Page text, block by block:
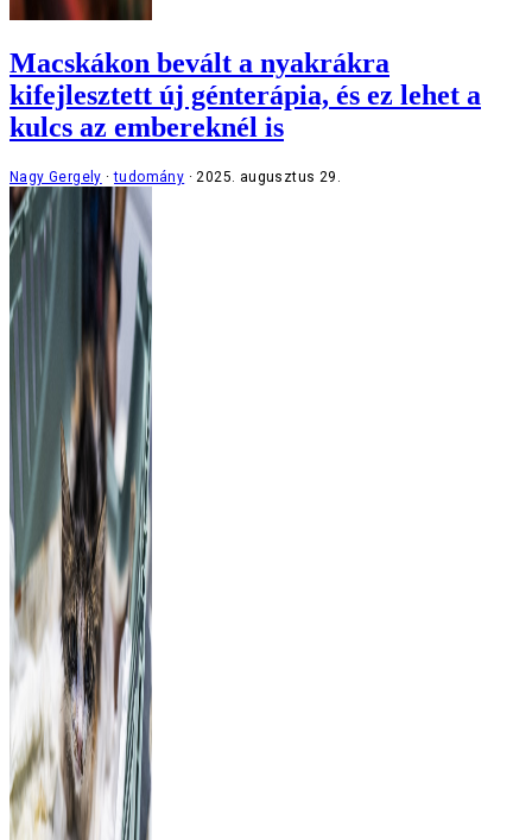
Macskákon bevált a nyakrákra
kifejlesztett új génterápia, és ez lehet a
kulcs az embereknél is
Nagy Gergely tudomány 2025. augusztus 29.